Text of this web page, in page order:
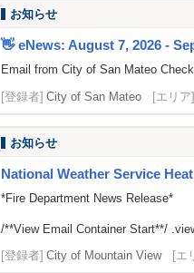
お知らせ
👋 eNews: August 7, 2026 -
Email from City of San Mateo
[登録者] City of San Mateo [エリア]
お知らせ
National Weather Service
*Fire Department News Release*
/**View Email Container Start**/
[登録者] City of Mountain View [エ